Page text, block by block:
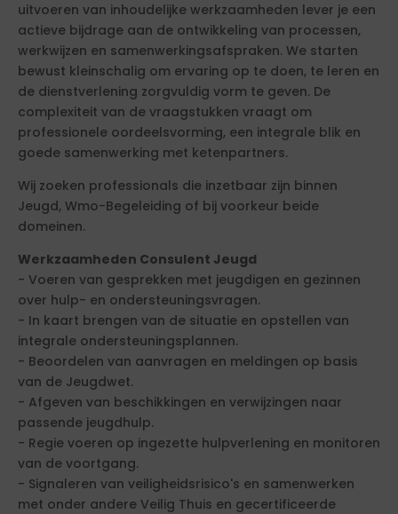
uitvoeren van inhoudelijke werkzaamheden lever je een
actieve bijdrage aan de ontwikkeling van processen,
werkwijzen en samenwerkingsafspraken. We starten
bewust kleinschalig om ervaring op te doen, te leren en
de dienstverlening zorgvuldig vorm te geven. De
complexiteit van de vraagstukken vraagt om
professionele oordeelsvorming, een integrale blik en
goede samenwerking met ketenpartners.
Wij zoeken professionals die inzetbaar zijn binnen
Jeugd, Wmo-Begeleiding of bij voorkeur beide
domeinen.
Werkzaamheden Consulent Jeugd
- Voeren van gesprekken met jeugdigen en gezinnen
over hulp- en ondersteuningsvragen.
- In kaart brengen van de situatie en opstellen van
integrale ondersteuningsplannen.
- Beoordelen van aanvragen en meldingen op basis
van de Jeugdwet.
- Afgeven van beschikkingen en verwijzingen naar
passende jeugdhulp.
- Regie voeren op ingezette hulpverlening en monitoren
van de voortgang.
- Signaleren van veiligheidsrisico's en samenwerken
met onder andere Veilig Thuis en gecertificeerde